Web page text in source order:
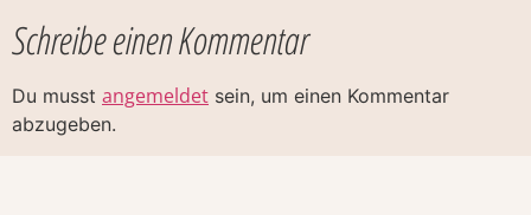
Schreibe einen Kommentar
Du musst angemeldet sein, um einen Kommentar
abzugeben.